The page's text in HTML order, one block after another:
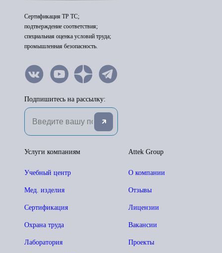
Сертификация ТР ТС;
подтверждение соответствия;
специальная оценка условий труда;
промышленная безопасность.
Подпишитесь на рассылку:
Attek Group
О компании
Отзывы
Лицензии
Вакансии
Проекты
Услуги компаниям
Учебный центр
Мед. изделия
Сертификация
Охрана труда
Лаборатория